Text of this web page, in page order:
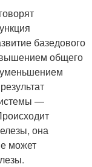
базедового
общего
—
она
может